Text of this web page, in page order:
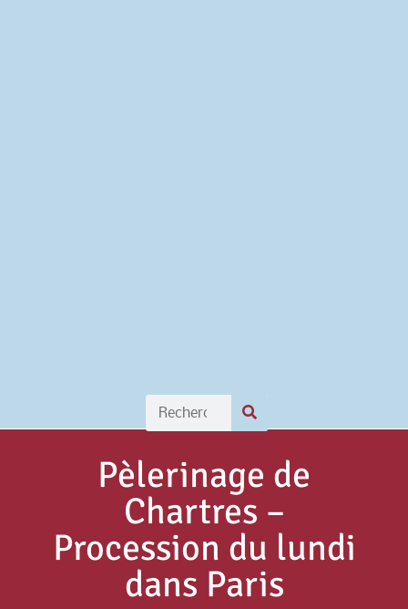
Pèlerinage de
Chartres –
Procession du lundi
dans Paris